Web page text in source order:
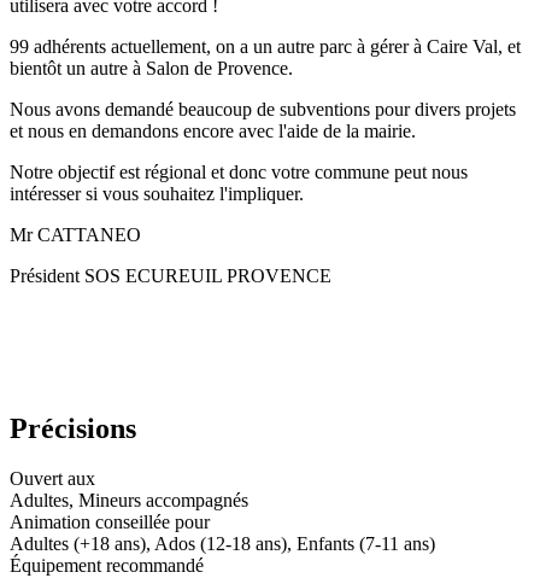
utilisera avec votre accord !
99 adhérents actuellement, on a un autre parc à gérer à Caire Val, et
bientôt un autre à Salon de Provence.
Nous avons demandé beaucoup de subventions pour divers projets
et nous en demandons encore avec l'aide de la mairie.
Notre objectif est régional et donc votre commune peut nous
intéresser si vous souhaitez l'impliquer.
Mr CATTANEO
Président SOS ECUREUIL PROVENCE
Précisions
Ouvert aux
Adultes, Mineurs accompagnés
Animation conseillée pour
Adultes (+18 ans), Ados (12-18 ans), Enfants (7-11 ans)
Équipement recommandé